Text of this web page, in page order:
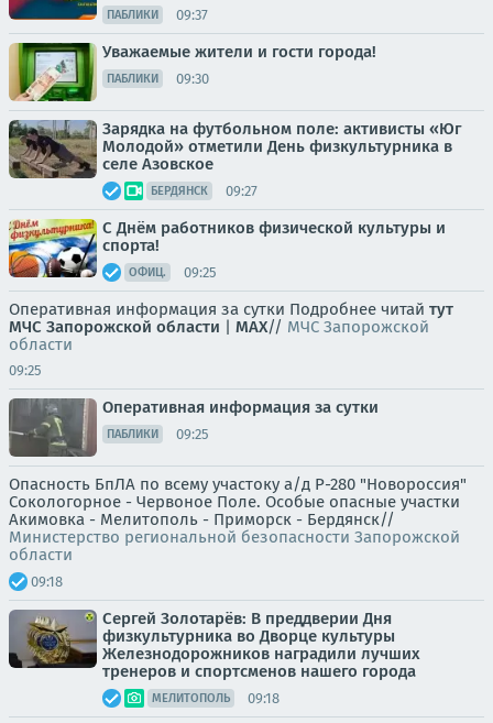
ПАБЛИКИ 09:37
Уважаемые жители и гости города!
ПАБЛИКИ 09:30
Зарядка на футбольном поле: активисты «Юг
Молодой» отметили День физкультурника в
селе Азовское
БЕРДЯНСК 09:27
С Днём работников физической культуры и
спорта!
ОФИЦ. 09:25
Оперативная информация за сутки Подробнее читай тут
МЧС Запорожской области | MAX// МЧС Запорожской
области
09:25
Оперативная информация за сутки
ПАБЛИКИ 09:25
Опасность БпЛА по всему участоку а/д Р-280 "Новороссия"
Сокологорное - Червоное Поле. Особые опасные участки
Акимовка - Мелитополь - Приморск - Бердянск//
Министерство региональной безопасности Запорожской
области
09:18
Сергей Золотарёв: В преддверии Дня
физкультурника во Дворце культуры
Железнодорожников наградили лучших
тренеров и спортсменов нашего города
МЕЛИТОПОЛЬ 09:18